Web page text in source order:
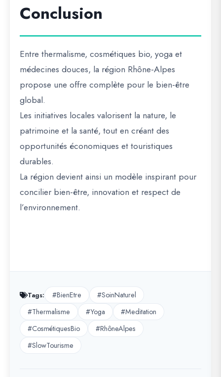
Conclusion
Entre thermalisme, cosmétiques bio, yoga et
médecines douces, la région Rhône-Alpes
propose une offre complète pour le bien-être
global.
Les initiatives locales valorisent la nature, le
patrimoine et la santé, tout en créantdes
opportunités économiques et touristiques
durables.
La région devient ainsi un modèle inspirant pour
concilier bien-être, innovation et respect de
l’environnement.
Tags: #BienEtre
#SoinNaturel
#Thermalisme
#Yoga
#Meditation
#CosmétiquesBio
#RhôneAlpes
#SlowTourisme